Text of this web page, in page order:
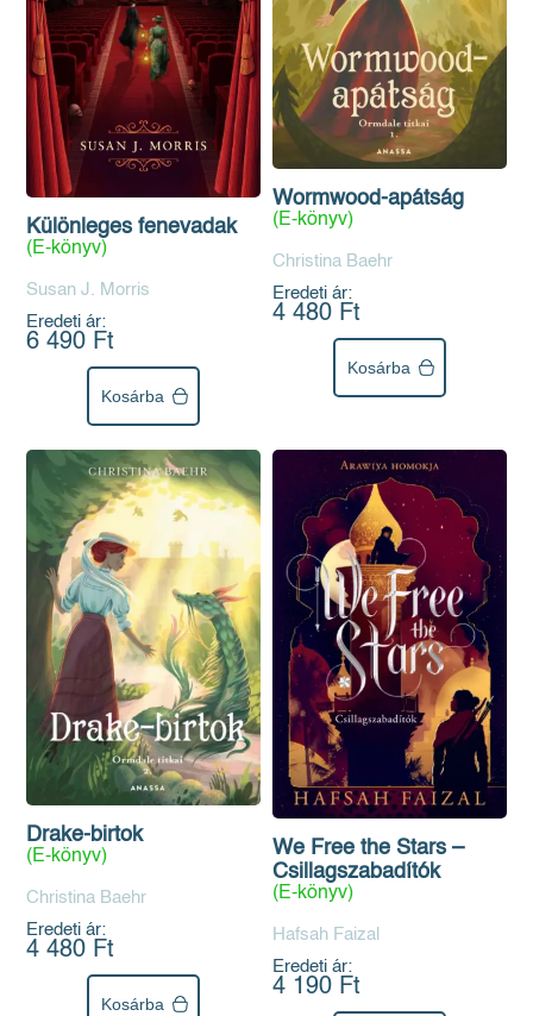
Különleges fenevadak
(E-könyv)
Susan J. Morris
Eredeti ár:
6 490 Ft
Kosárba
Wormwood-apátság
(E-könyv)
Christina Baehr
Eredeti ár:
4 480 Ft
Kosárba
Drake-birtok
(E-könyv)
Christina Baehr
Eredeti ár:
4 480 Ft
Kosárba
We Free the Stars –
Csillagszabadítók
(E-könyv)
Hafsah Faizal
Eredeti ár:
4 190 Ft